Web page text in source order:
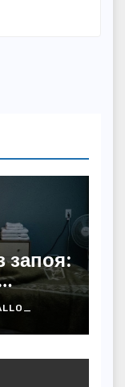
запоя: